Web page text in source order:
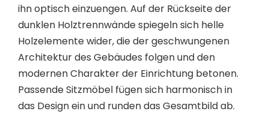
ihn optisch einzuengen. Auf der Rückseite der
dunklen Holztrennwände spiegeln sich helle
Holzelemente wider, die der geschwungenen
Architektur des Gebäudes folgen und den
modernen Charakter der Einrichtung betonen.
Passende Sitzmöbel fügen sich harmonisch in
das Design ein und runden das Gesamtbild ab.